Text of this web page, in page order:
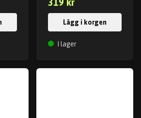
Lägg i korgen
I lager